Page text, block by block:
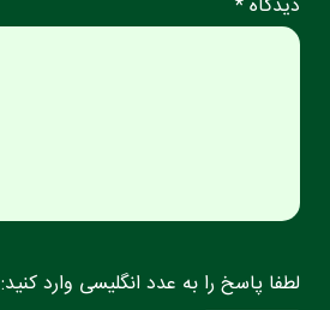
دیدگاه *
لطفا پاسخ را به عدد انگلیسی وارد کنید: